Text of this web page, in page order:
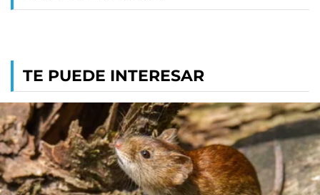
TE PUEDE INTERESAR